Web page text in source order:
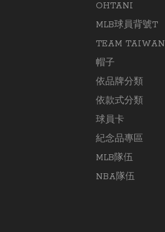
OHTANI
MLB球員背號T
TEAM TAIWAN
帽子
依品牌分類
依款式分類
球員卡
紀念品專區
MLB隊伍
NBA隊伍